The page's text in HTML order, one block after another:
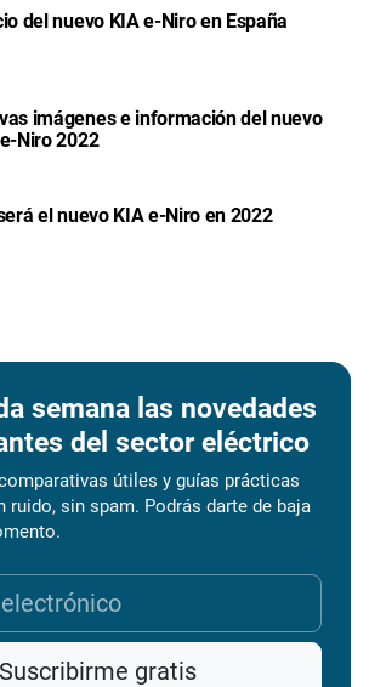
del nuevo KIA e-Niro en España
imágenes e información del nuevo
Niro 2022
el nuevo KIA e-Niro en 2022
semana las novedades
del sector eléctrico
útiles y guías prácticas
ruido, sin spam. Podrás darte de baja
Suscribirme gratis